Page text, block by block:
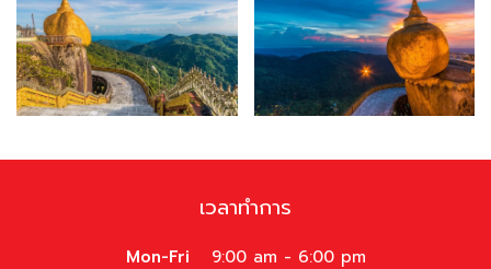
เวลาทำการ
Mon-Fri 9:00 am - 6:00 pm